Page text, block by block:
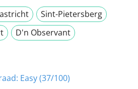
Sint-Pietersberg
D'n Observant
Easy (37/100)